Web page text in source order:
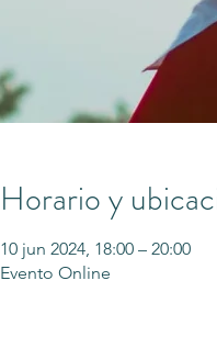
Horario y
10 jun 2024, 18:00 – 20:00
Evento Online